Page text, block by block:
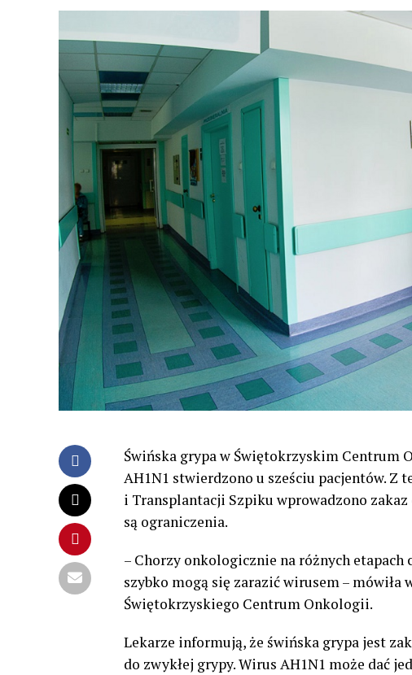
Świńska grypa w Świętokrzyskim Centrum
AH1N1 stwierdzono u sześciu pacjentów.
i Transplantacji Szpiku wprowadzono
są ograniczenia.
– Chorzy onkologicznie na różnych
szybko mogą się zarazić wirusem –
Świętokrzyskiego Centrum Onkologii.
Lekarze informują, że świńska grypa jest
do zwykłej grypy. Wirus AH1N1 może dać